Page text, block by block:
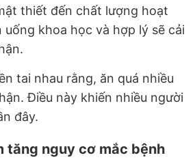
thiết đến chất lượng hoạt
uống khoa học và hợp lý sẽ cải
tai nhau rằng, ăn quá nhiều
Điều này khiến nhiều người
đây.
tăng nguy cơ mắc bệnh